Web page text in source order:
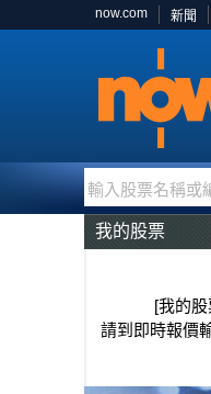
now.com 新聞
輸入股票名稱或
我的股票
[我的股
請到即時報價